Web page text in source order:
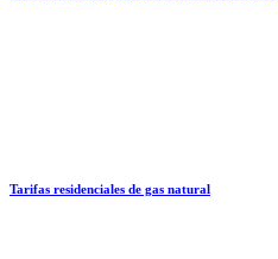
Tarifas residenciales de gas natural